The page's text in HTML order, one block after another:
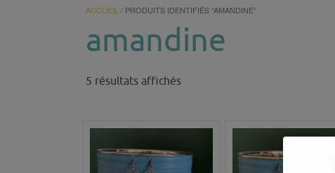
ACCUEIL / PRODUITS IDENTIFIÉS “AMANDINE”
amandine
5 résultats affichésTrié
récent
plus